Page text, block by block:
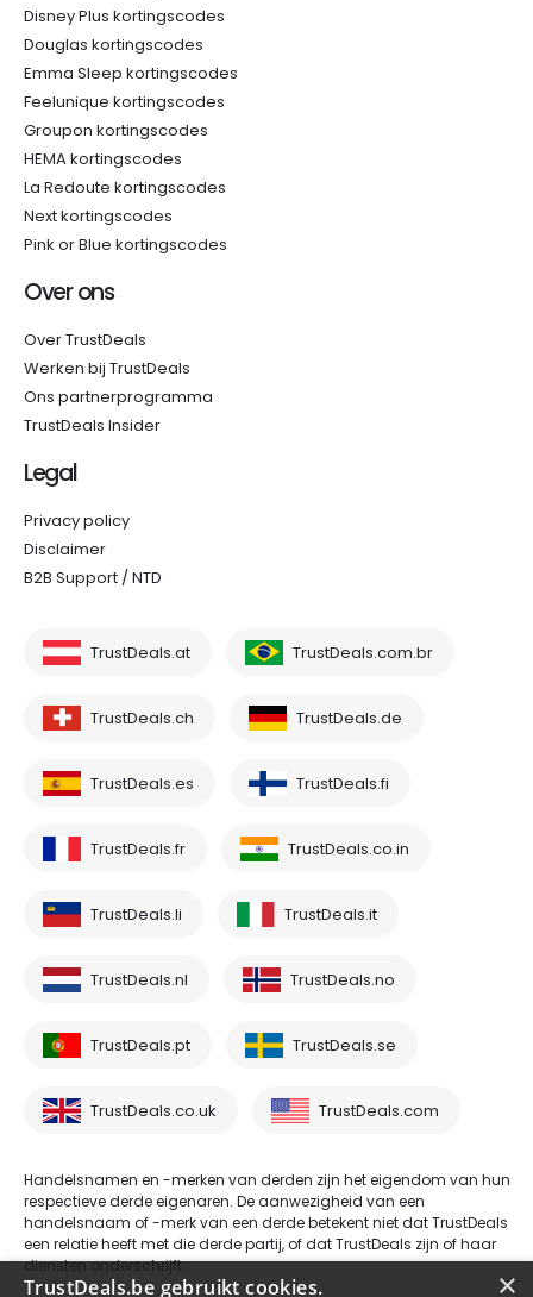
Disney Plus kortingscodes
Douglas kortingscodes
Emma Sleep kortingscodes
Feelunique kortingscodes
Groupon kortingscodes
HEMA kortingscodes
La Redoute kortingscodes
Next kortingscodes
Pink or Blue kortingscodes
Over ons
Over TrustDeals
Werken bij TrustDeals
Ons partnerprogramma
TrustDeals Insider
Legal
Privacy policy
Disclaimer
B2B Support / NTD
TrustDeals.at TrustDeals.com.br
TrustDeals.ch TrustDeals.de
TrustDeals.es TrustDeals.fi
TrustDeals.fr TrustDeals.co.in
TrustDeals.li TrustDeals.it
TrustDeals.nl TrustDeals.no
TrustDeals.pt TrustDeals.se
TrustDeals.co.uk TrustDeals.com
Handelsnamen en -merken van derden zijn het eigendom van hun
respectieve derde eigenaren. De aanwezigheid van een
handelsnaam of -merk van een derde betekent niet dat TrustDeals
een relatie heeft met die derde partij, of dat TrustDeals zijn of haar
diensten onderschrijft.
×
TrustDeals.be gebruikt cookies.